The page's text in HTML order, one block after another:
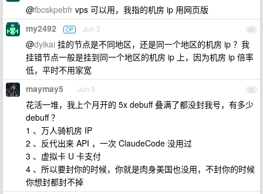
@fbcskpebfr vps 可以用，我指的机房 ip 用网页版
25
my2492 OP Jun 3
@dyikai 挂的节点是不同地区，还是同一个地区的机房 ip ？我
挂错节点一般是挂到同一个地区的机房 ip 上，因为机房 ip 倍率
低，平时不用家宽
26
maymay5 Jun 3
花活一堆，我上个月开的 5x debuff 叠满了都没封我号，有多少
debuff ？
1 、万人骑机房 IP
2 、反代出来 API ，一次 ClaudeCode 没用过
3 、虚拟卡 U 卡支付
4 、所以要封你的时候，你就是肉身美国也没用，不封你的时候
你想封都封不掉